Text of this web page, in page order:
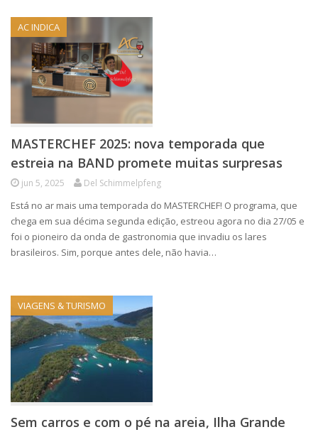
AC INDICA
MASTERCHEF 2025: nova temporada que
estreia na BAND promete muitas surpresas
jun 5, 2025 Del Schimmelpfeng
Está no ar mais uma temporada do MASTERCHEF! O programa, que
chega em sua décima segunda edição, estreou agora no dia 27/05 e
foi o pioneiro da onda de gastronomia que invadiu os lares
brasileiros. Sim, porque antes dele, não havia…
VIAGENS & TURISMO
Sem carros e com o pé na areia, Ilha Grande